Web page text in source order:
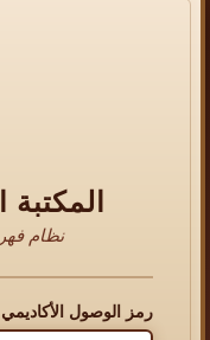
نظام
رمز الوصول الأكاديمي